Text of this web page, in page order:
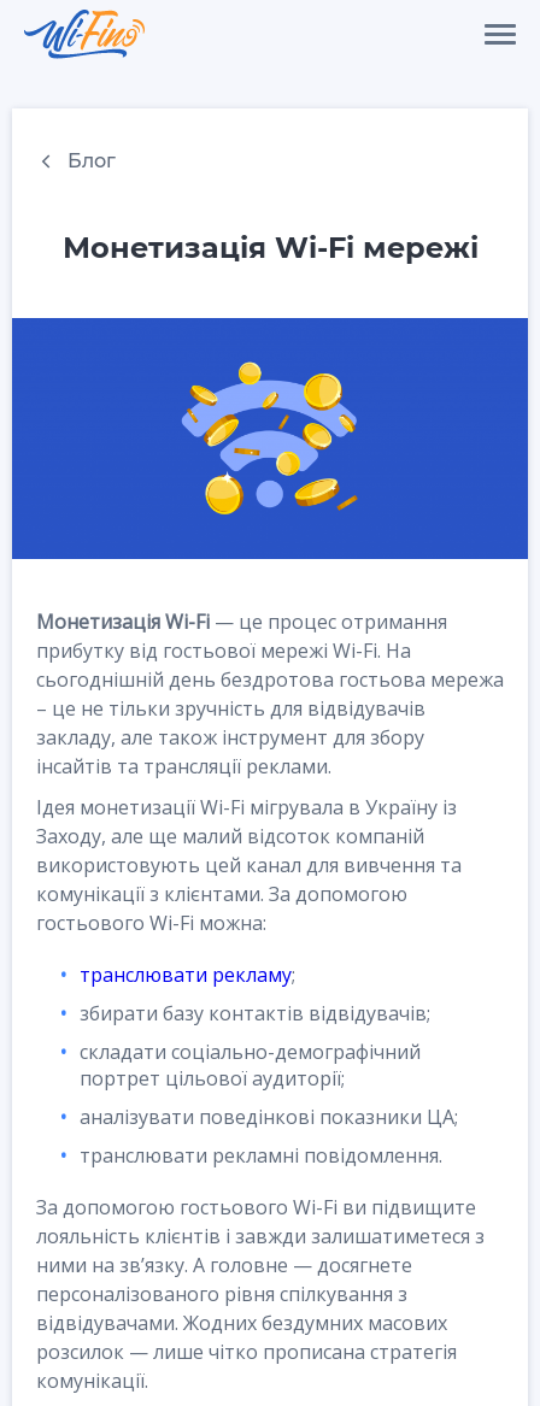
Блог
Монетизація Wi-Fi мережі
Монетизація Wi-Fi — це процес отримання
прибутку від гостьової мережі Wi-Fi. На
сьогоднішній день бездротова гостьова мережа
– це не тільки зручність для відвідувачів
закладу, але також інструмент для збору
інсайтів та трансляції реклами.
Ідея монетизації Wi-Fi мігрувала в Україну із
Заходу, але ще малий відсоток компаній
використовують цей канал для вивчення та
комунікації з клієнтами. За допомогою
гостьового Wi-Fi можна:
транслювати рекламу;
збирати базу контактів відвідувачів;
складати соціально-демографічний
портрет цільової аудиторії;
аналізувати поведінкові показники ЦА;
транслювати рекламні повідомлення.
За допомогою гостьового Wi-Fi ви підвищите
лояльність клієнтів і завжди залишатиметеся з
ними на зв’язку. А головне — досягнете
персоналізованого рівня спілкування з
відвідувачами. Жодних бездумних масових
розсилок — лише чітко прописана стратегія
комунікації.